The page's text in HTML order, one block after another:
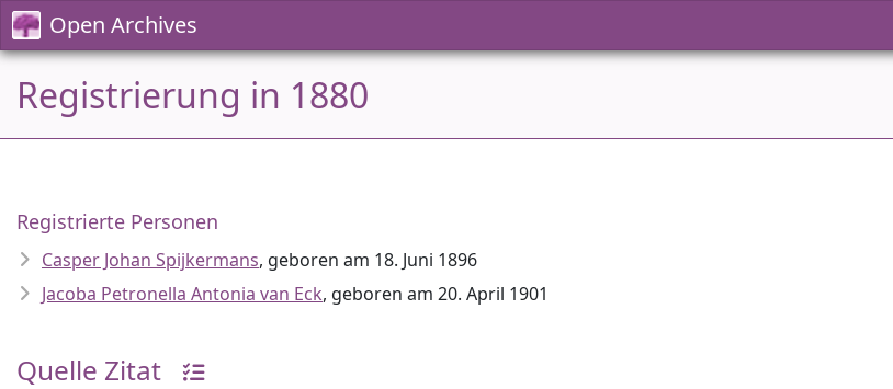
Open Archives
Registrierung in 1880
Registrierte Personen
Casper Johan Spijkermans, geboren am 18. Juni 1896
Jacoba Petronella Antonia van Eck, geboren am 20. April 1901
Quelle Zitat